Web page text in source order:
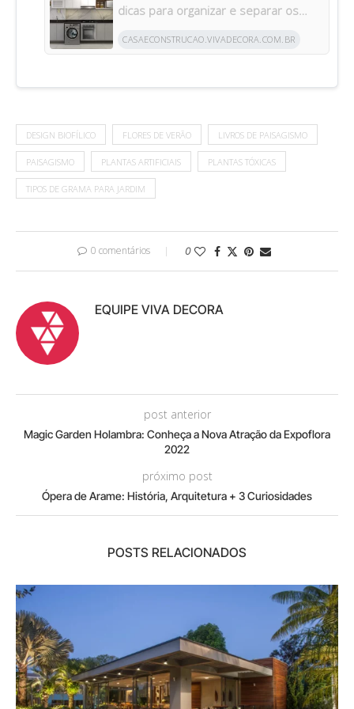
dicas para organizar e separar os
CASAECONSTRUCAO.VIVADECORA.COM.BR
DESIGN BIOFÍLICO FLORES DE VERÃO LIVROS DE PAISAGISMO
PAISAGISMO PLANTAS ARTIFICIAIS PLANTAS TÓXICAS
TIPOS DE GRAMA PARA JARDIM
0 comentários 0
EQUIPE VIVA DECORA
post anterior
Magic Garden Holambra: Conheça a Nova Atração da Expoflora
2022
próximo post
Ópera de Arame: História, Arquitetura + 3 Curiosidades
POSTS RELACIONADOS